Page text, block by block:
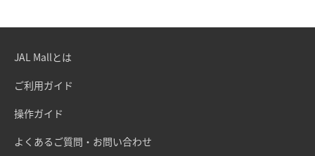
JAL Mallとは
ご利用ガイド
操作ガイド
よくあるご質問・お問い合わせ